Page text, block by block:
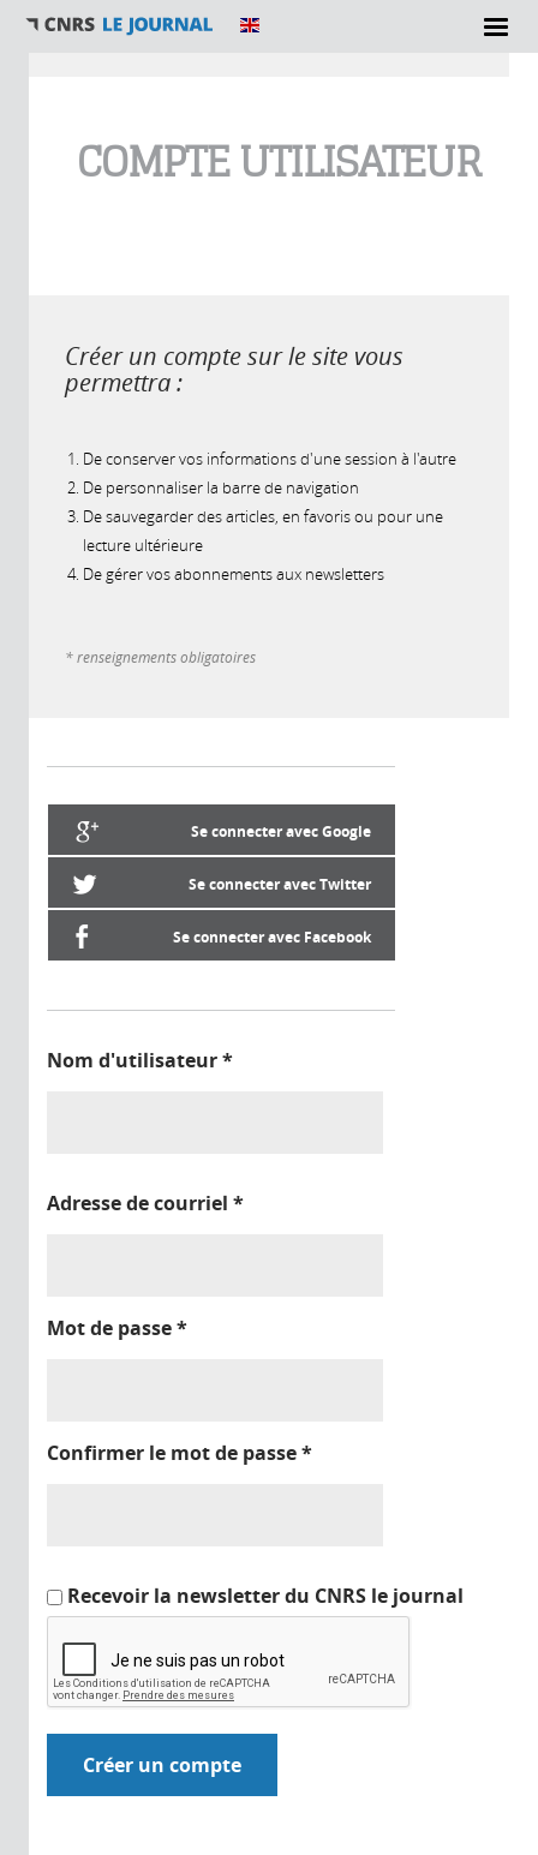
COMPTE UTILISATEUR
Créer un compte sur le site vous
permettra :
De conserver vos informations d'une session à l'autre
De personnaliser la barre de navigation
De sauvegarder des articles, en favoris ou pour une
lecture ultérieure
De gérer vos abonnements aux newsletters
* renseignements obligatoires
Se connecter avec Google
Se connecter avec Twitter
Se connecter avec Facebook
Nom d'utilisateur*
Adresse de courriel *
Mot de passe*
Confirmer le mot de passe*
Recevoir la newsletter du CNRS le journal